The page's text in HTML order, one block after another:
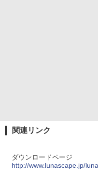
関連リンク
ダウンロードページ
http://www.lunascape.jp/